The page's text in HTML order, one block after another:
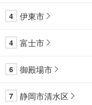
4 伊東市
4 富士市
6 御殿場市
7 静岡市清水区